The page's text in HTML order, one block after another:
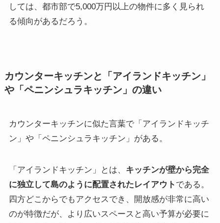
しては、都市部で5,000万円以上の物件に多く見られ
る傾向があるだろう。
カウンターキッチンと「アイランドキッチン」
や「ペニンシュラキッチン」の違い
カウンターキッチンに似た言葉で「アイランドキッチ
ン」や「ペニンシュラキッチン」がある。
「アイランドキッチン」とは、 キッチンが壁から完全
に独立して島のように配置されたレイアウト である。
四方どこからでもアクセスでき、開放感が非常に高い
のが特徴だが、より広いスペースと高い予算が必要に